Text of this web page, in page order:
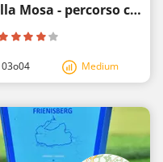
Da Langres alla sorgente della Mosa - percorso ciclabile della Mosa
03o04 Medium